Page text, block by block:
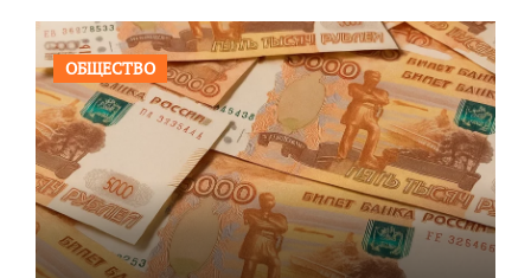
ОБЩЕСТВО